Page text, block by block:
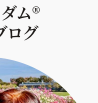
ム®︎
ログ